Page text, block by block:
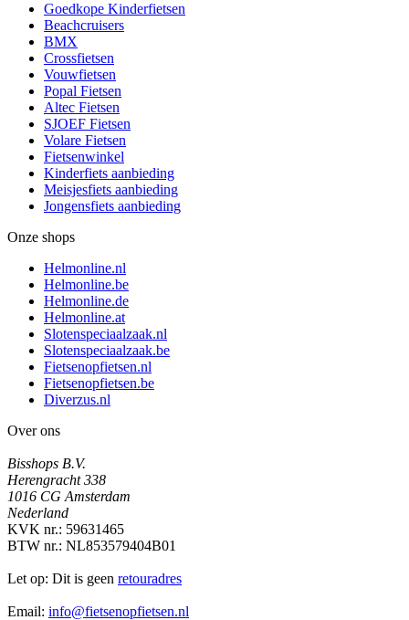
Goedkope Kinderfietsen
Beachcruisers
BMX
Crossfietsen
Vouwfietsen
Popal Fietsen
Altec Fietsen
SJOEF Fietsen
Volare Fietsen
Fietsenwinkel
Kinderfiets aanbieding
Meisjesfiets aanbieding
Jongensfiets aanbieding
Onze shops
Helmonline.nl
Helmonline.be
Helmonline.de
Helmonline.at
Slotenspeciaalzaak.nl
Slotenspeciaalzaak.be
Fietsenopfietsen.nl
Fietsenopfietsen.be
Diverzus.nl
Over ons
Bisshops B.V.
Herengracht 338
1016 CG Amsterdam
Nederland
KVK nr.: 59631465
BTW nr.: NL853579404B01
Let op: Dit is geen retouradres
Email: info@fietsenopfietsen.nl